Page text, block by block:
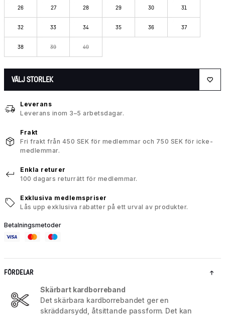
26 27 28 29 30 31
32 33 34 35 36 37
38 39 40
VÄLJ STORLEK
Leverans
Leverans inom 3–5 arbetsdagar.
Frakt
Fri frakt från 450 SEK för medlemmar och 750 SEK för icke-
medlemmar.
Enkla returer
100 dagars returrätt för medlemmar.
Exklusiva medlemspriser
Lås upp exklusiva rabatter på ett urval av produkter.
Betalningsmetoder
FÖRDELAR
Skärbart kardborreband
Det skärbara kardborrebandet ger en
skräddarsydd, åtsittande passform. Det kan